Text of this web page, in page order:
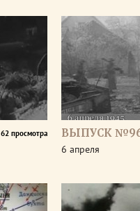
62 просмотра ВЫПУСК
6 апреля